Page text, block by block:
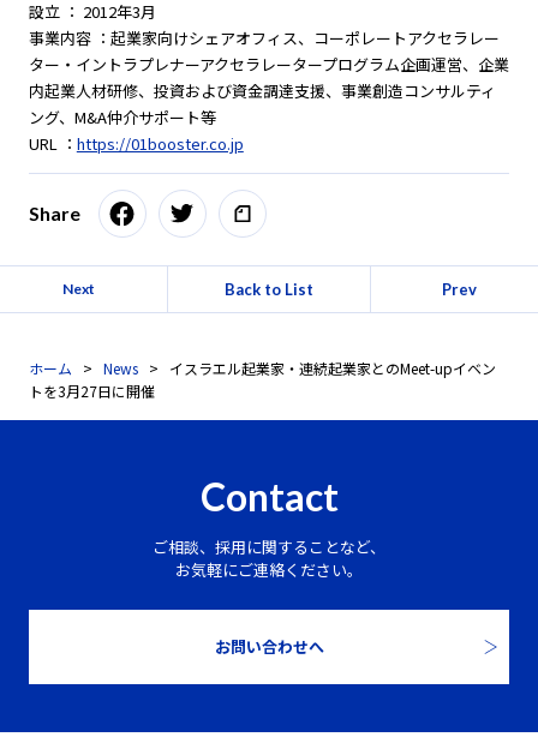
設立 ： 2012年3月
事業内容 ：起業家向けシェアオフィス、コーポレートアクセラレー
ター・イントラプレナーアクセラレータープログラム企画運営、企業
内起業人材研修、投資および資金調達支援、事業創造コンサルティ
ング、M&A仲介サポート等
URL ： https://01booster.co.jp
Share
Next Back to List Prev
ホーム News
イスラエル起業家・連続起業家とのMeet-upイベン
トを3月27日に開催
Contact
ご相談、採用に関することなど、
お気軽にご連絡ください。
お問い合わせへ